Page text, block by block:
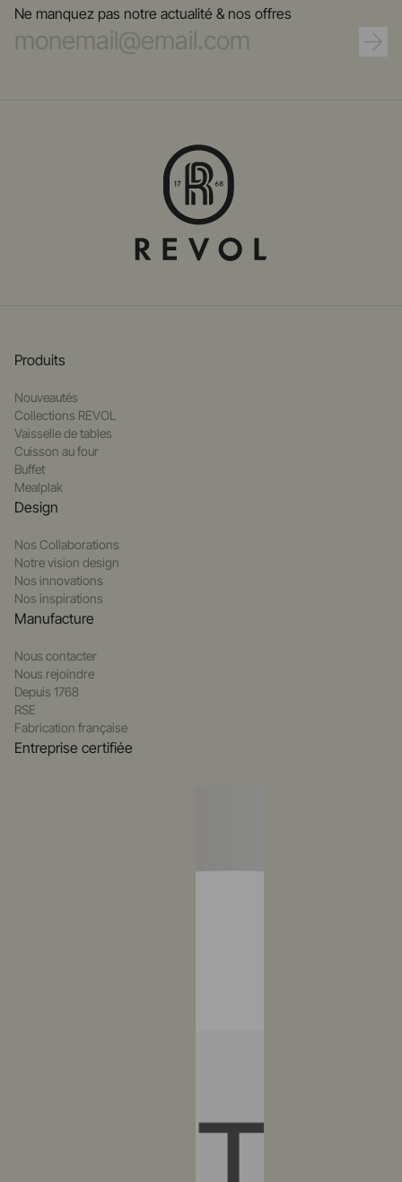
Ne manquez pas notre actualité & nos offres
Produits
Nouveautés
Collections REVOL
Vaisselle de tables
Cuisson au four
Buffet
Mealplak
Design
Nos Collaborations
Notre vision design
Nos innovations
Nos inspirations
Manufacture
Nous contacter
Nous rejoindre
Depuis 1768
RSE
Fabrication française
Entreprise certifiée